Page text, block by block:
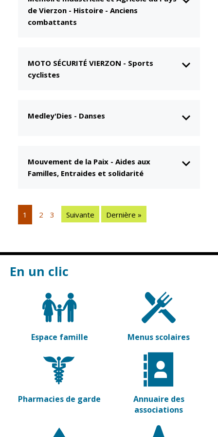
CCAS
Accueil de jour
L'EHPAD
Contrat local
de santé
de soins
Pharmacies de
Culture
Théâtre Mac-
Conservatoire
Médiathèque
Découvrir
Vierzon
vendredi
Piscine Charles
Moreira
Équipements
sportifs
Associations
Annuaire des
associations
Démarches
des
associations
de Vierzon - Histoire - Anciens
combattants
MOTO SÉCURITÉ VIERZON - Sports
cyclistes
Medley'Dies - Danses
Mouvement de la Paix -Aides aux
Familles, Entraides et solidarité
1 2 3 Suivante Dernière »
En un clic
Espace famille Menus scolaires
Pharmacies de garde
Annuaire des
associations